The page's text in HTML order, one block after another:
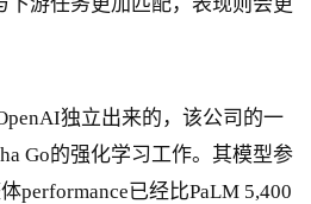
独立出来的，该公司的一
Go的强化学习工作。其模型参
performance已经比PaLM 5,400